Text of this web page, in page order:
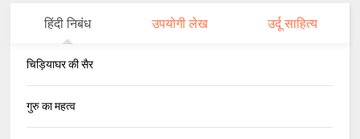
हिंदी निबंध उपयोगी लेख उर्दू साहित्य
चिड़ियाघर की सैर
गुरु का महत्व